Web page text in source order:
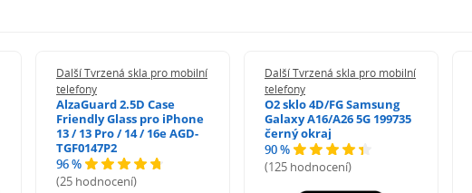
Další Tvrzená skla pro mobilní
telefony
AlzaGuard 2.5D Case
Friendly Glass pro iPhone
13 / 13 Pro / 14 / 16e AGD-
TGF0147P2
96 %
(25 hodnocení)
Další Tvrzená skla pro mobilní
telefony
O2 sklo 4D/FG Samsung
Galaxy A16/A26 5G 199735
černý okraj
90 %
(125 hodnocení)